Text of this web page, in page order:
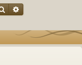
h
Search